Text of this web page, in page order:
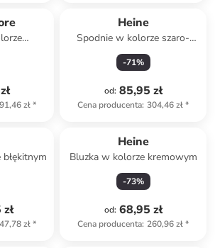
zł*
Heine
Spodnie w kolorze szaro-
białym
-71%
od: 85,95 zł
Cena producenta: 304,46 zł*
zł*
Heine
Bluzka w kolorze kremowym
-73%
od: 68,95 zł
Cena producenta: 260,96 zł*